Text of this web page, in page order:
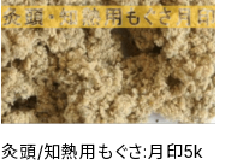
灸頭/知熱用もぐさ:月印5k